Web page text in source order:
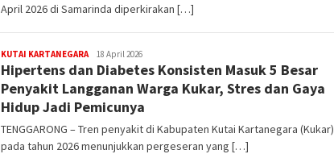
April 2026 di Samarinda diperkirakan […]
KUTAI KARTANEGARAeditoredaksi
18 April 2026
Hipertens dan Diabetes Konsisten Masuk 5 Besar
Penyakit Langganan Warga Kukar, Stres dan Gaya
Hidup Jadi Pemicunya
TENGGARONG – Tren penyakit di Kabupaten Kutai Kartanegara (Kukar)
pada tahun 2026 menunjukkan pergeseran yang […]